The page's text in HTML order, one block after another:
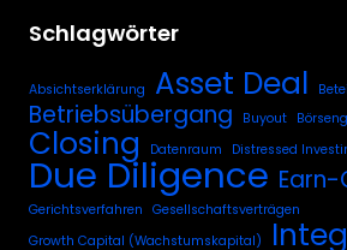
Schlagwörter
Absichtserklärung Asset Deal
Betriebsübergang Buyout
Closing Datenraum Distressed
Due Diligence Earn-
Gerichtsverfahren Gesellschaftsverträgen
Growth Capital (Wachstumskapital)